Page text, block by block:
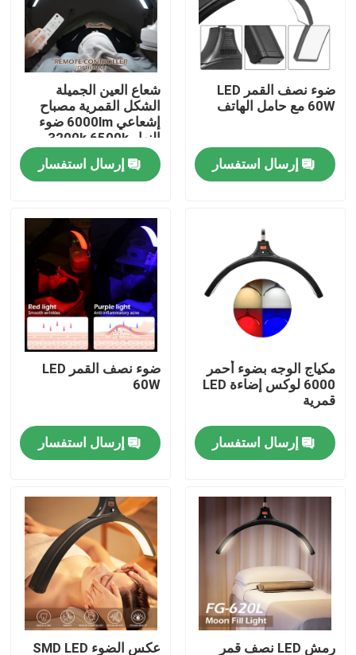
فيديوهات
جولة في المصنع
مراقبة الجودة
اتصل بنا
أخبار
القضايا
أضواء استوديو فيديو LED
ضوء نصف القمر LED
60W مع حامل الهاتف
إرسال استفسار
شعاع العين الجميلة
الشكل القمرية مصباح
إشعاعي 6000lm ضوء
النهار 3200k 6500k
إرسال استفسار
مكياج الوجه بضوء أحمر
6000 لوكس إضاءة LED
قمرية
إرسال استفسار
ضوء نصف القمر LED
60W
إرسال استفسار
رمش LED نصف قمر عكس الضوء SMD LED